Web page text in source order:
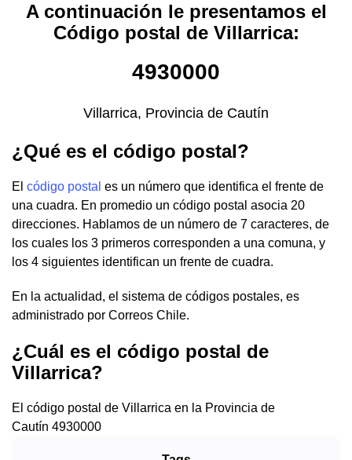
A continuación le presentamos el
Código postal de Villarrica:
4930000
Villarrica, Provincia de Cautín
¿Qué es el código postal?
El código postal es un número que identifica el frente de
una cuadra. En promedio un código postal asocia 20
direcciones. Hablamos de un número de 7 caracteres, de
los cuales los 3 primeros corresponden a una comuna, y
los 4 siguientes identifican un frente de cuadra.
En la actualidad, el sistema de códigos postales, es
administrado por Correos Chile.
¿Cuál es el código postal de
Villarrica?
El código postal de Villarrica en la Provincia de
Cautín 4930000